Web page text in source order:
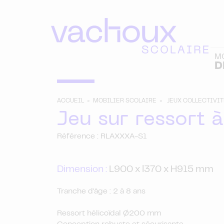
ACCUEIL > MOBILIER SCOLAIRE > JEUX
Jeu sur ressort
Référence : RLAXXXA-S1
Dimension : L900 x l370 x H915 mm
Tranche d'âge : 2 à 8 ans
Ressort hélicoïdal Ø200 mm